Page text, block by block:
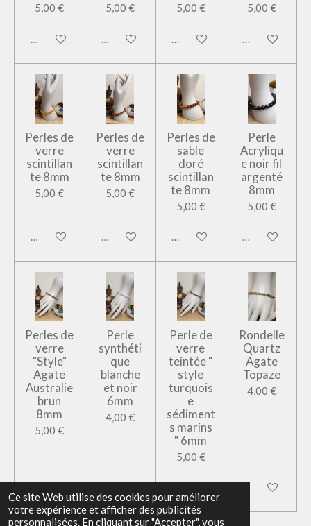
Ce site Web utilise des cookies pour améliorer
votre expérience et afficher des publicités
personnalisées. En cliquant sur "Accepter", vous
5,00 €
Ajouter au panier
5,00 €
Ajouter au panier
5,00 €
Ajouter au panier
5,00 €
Ajouter au
Perles de
verre
scintillan
te 8mm
5,00 €
Ajouter au panier
Perles de
verre
scintillan
te 8mm
5,00 €
Ajouter au panier
Perles de
sable
doré
scintillan
te 8mm
5,00 €
Ajouter au panier
Perle
Acryliqu
e noir fil
argenté
8mm
5,00 €
Ajouter au
Perles de
verre
"Style"
Agate
Australie
brun
8mm
5,00 €
Perle
synthéti
que
blanche
et noir
6mm
4,00 €
Perle de
verre
teintée "
style
turquois
e
sédiment
s marins
" 6mm
5,00 €
Rondelle
Quartz
Agate
Topaze
4,00 €
Ajouter au